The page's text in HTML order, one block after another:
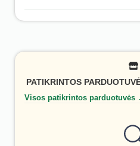
PATIKRINTOS
Visos patikrintos parduotuvės